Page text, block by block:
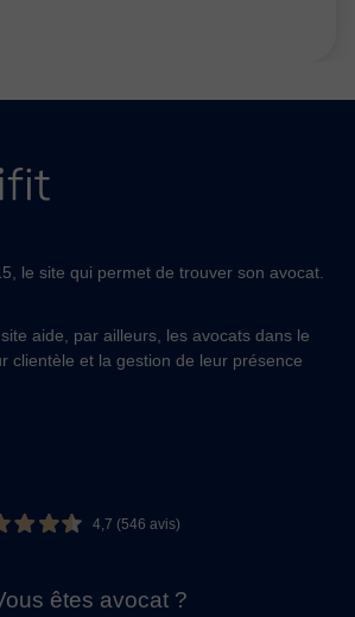
le site qui permet de trouver son avocat.
aide, par ailleurs, les avocats dans le
clientèle et la gestion de leur présence
4,7 (546 avis)
êtes avocat ?